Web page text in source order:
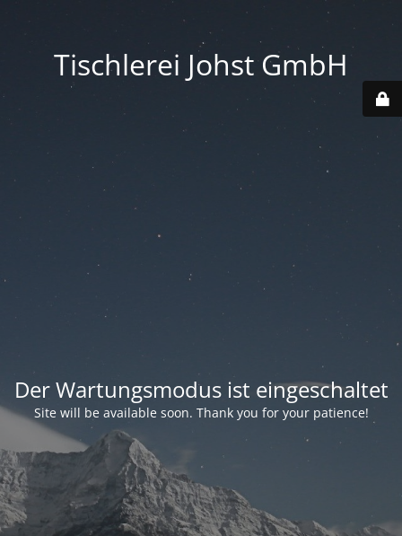
Tischlerei Johst GmbH
Der Wartungsmodus ist eingeschaltet
Site will be available soon. Thank you for your patience!